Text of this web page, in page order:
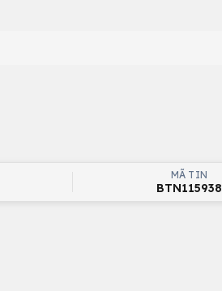
MÃ TIN
BTN115938